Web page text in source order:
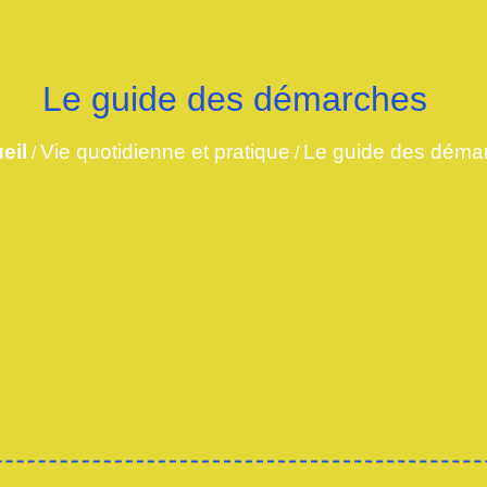
Le guide des démarches
/Vie quotidienne et pratique / Le guide des